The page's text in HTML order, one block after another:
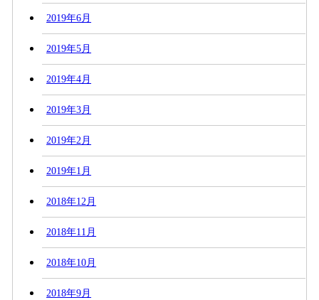
2019年6月
2019年5月
2019年4月
2019年3月
2019年2月
2019年1月
2018年12月
2018年11月
2018年10月
2018年9月